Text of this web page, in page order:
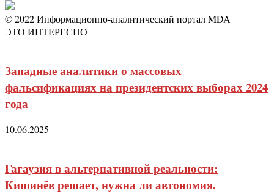
© 2022 Информационно-аналитический портал MDA
ЭТО ИНТЕРЕСНО
Западные аналитики о массовых
фальсификациях на президентских выборах 2024
года
10.06.2025
Гагаузия в альтернативной реальности:
Кишинёв решает, нужна ли автономия.